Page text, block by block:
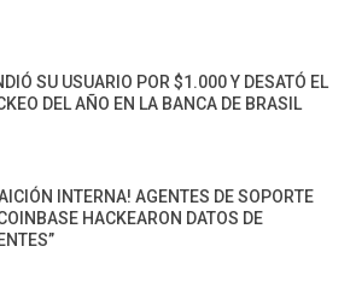
SU USUARIO POR $1.000 Y DESATÓ EL
DEL AÑO EN LA BANCA DE BRASIL
INTERNA! AGENTES DE SOPORTE
HACKEARON DATOS DE